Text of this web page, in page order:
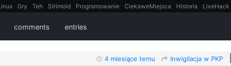
Gry Teh Strimoid Programowanie CiekaweMiejsca Historia LiveHack
comments entries
4 miesiące temu Inwigilacja w PKP